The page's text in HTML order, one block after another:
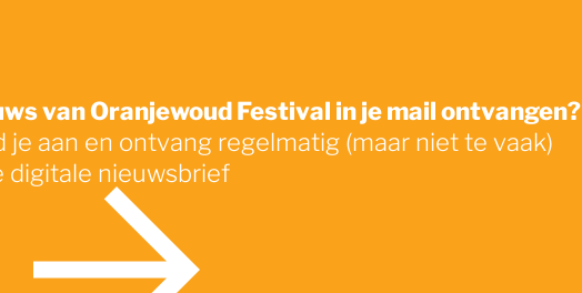
van Oranjewoud Festival in je mail ontvangen?
je aan en ontvang regelmatig (maar niet te vaak)
digitale nieuwsbrief